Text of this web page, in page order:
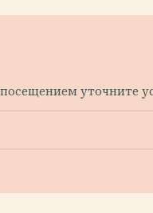
уточните